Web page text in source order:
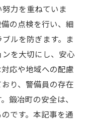
力を重ねていま
の点検を行い、細
ルを防ぎます。ま
を大切にし、安心
応や地域への配慮
り、警備員の存在
鍛冶町の安全は、
です。本記事を通